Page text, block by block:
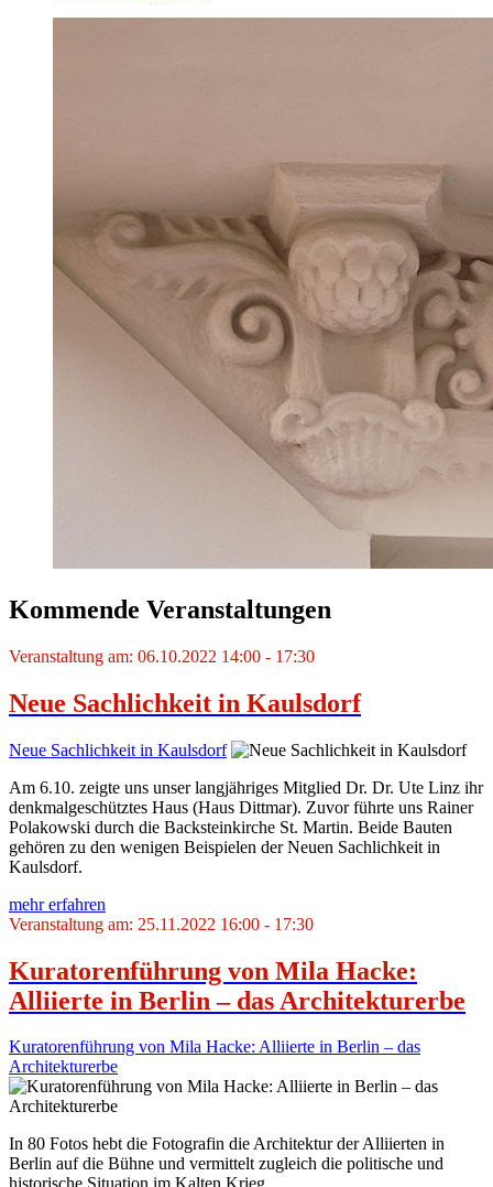
Kommende Veranstaltungen
Veranstaltung am: 06.10.2022 14:00 - 17:30
Neue Sachlichkeit in Kaulsdorf
Neue Sachlichkeit in Kaulsdorf
Am 6.10. zeigte uns unser langjähriges Mitglied Dr. Dr. Ute Linz ihr
denkmalgeschütztes Haus (Haus Dittmar). Zuvor führte uns Rainer
Polakowski durch die Backsteinkirche St. Martin. Beide Bauten
gehören zu den wenigen Beispielen der Neuen Sachlichkeit in
Kaulsdorf.
mehr erfahren
Veranstaltung am: 25.11.2022 16:00 - 17:30
Kuratorenführung von Mila Hacke:
Alliierte in Berlin – das Architekturerbe
Kuratorenführung von Mila Hacke: Alliierte in Berlin – das
Architekturerbe
In 80 Fotos hebt die Fotografin die Architektur der Alliierten in
Berlin auf die Bühne und vermittelt zugleich die politische und